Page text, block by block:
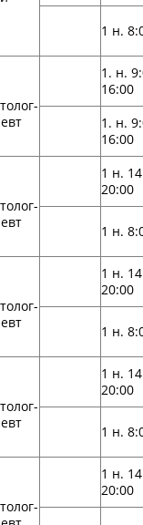
1 н.
1. н.
16:00
1. н.
16:00
1 н.
20:00
1 н.
1 н.
20:00
1 н.
1 н.
20:00
1 н.
1 н.
20:00